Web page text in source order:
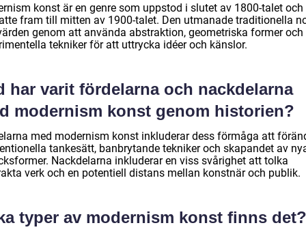
konst är en genre som uppstod i slutet av 1800-talet och
fram till mitten av 1900-talet. Den utmanade traditionella
genom att använda abstraktion, geometriska former och
tekniker för att uttrycka idéer och känslor.
har varit fördelarna och nackdelarna
modernism konst genom historien?
med modernism konst inkluderar dess förmåga att
tankesätt, banbrytande tekniker och skapandet av
Nackdelarna inkluderar en viss svårighet att tolka
verk och en potentiell distans mellan konstnär och publik.
typer av modernism konst finns det?